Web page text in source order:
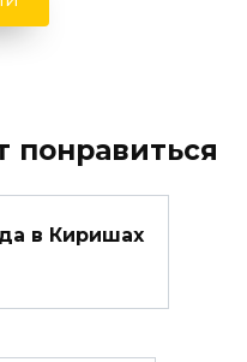
понравиться
в Киришах